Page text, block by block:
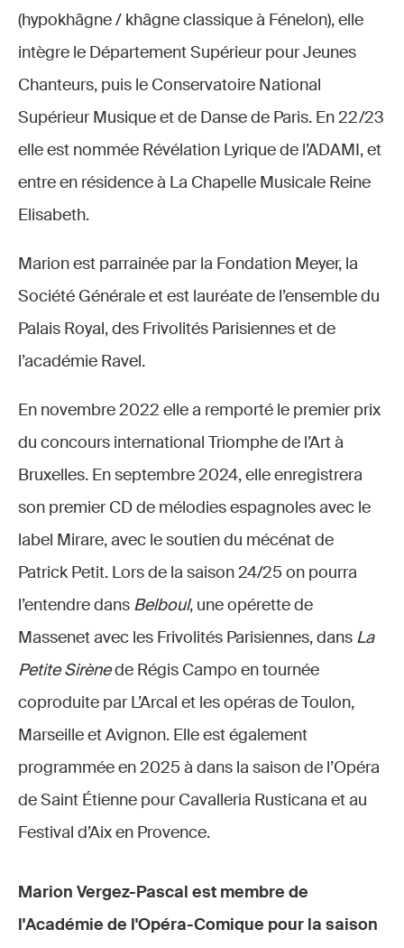
(hypokhâgne / khâgne classique à Fénelon), elle
intègre le Département Supérieur pour Jeunes
Chanteurs, puis le Conservatoire National
Supérieur Musique et de Danse de Paris. En 22/23
elle est nommée Révélation Lyrique de l’ADAMI, et
entre en résidence à La Chapelle Musicale Reine
Elisabeth.
Marion est parrainée par la Fondation Meyer, la
Société Générale et est lauréate de l’ensemble du
Palais Royal, des Frivolités Parisiennes et de
l’académie Ravel.
En novembre 2022 elle a remporté le premier prix
du concours international Triomphe de l’Art à
Bruxelles. En septembre 2024, elle enregistrera
son premier CD de mélodies espagnoles avec le
label Mirare, avec le soutien du mécénat de
Patrick Petit. Lors de la saison 24/25 on pourra
l’entendre dans Belboul, une opérette de
Massenet avec les Frivolités Parisiennes, dans La
Petite Sirènede Régis Campo en tournée
coproduite par L’Arcal et les opéras de Toulon,
Marseille et Avignon. Elle est également
programmée en 2025 à dans la saison de l’Opéra
de Saint Étienne pour Cavalleria Rusticana et au
Festival d’Aix en Provence.
Marion Vergez-Pascal est membre de
l'Académie de l'Opéra-Comique pour la saison